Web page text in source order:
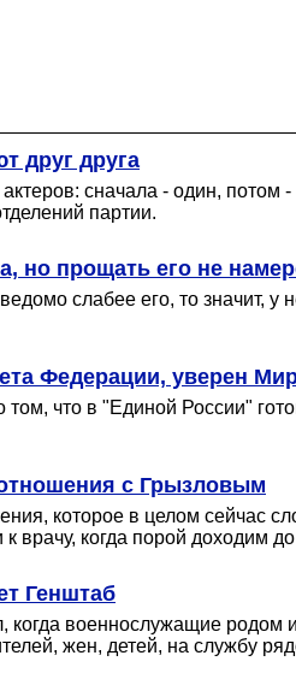
друг друга
сначала - один, потом
партии.
но прощать его не
слабее его, то значит,
Федерации, уверен
что в "Единой России"
с Грызловым
которое в целом
когда порой доходим
Генштаб
военнослужащие родом
жен, детей, на службу